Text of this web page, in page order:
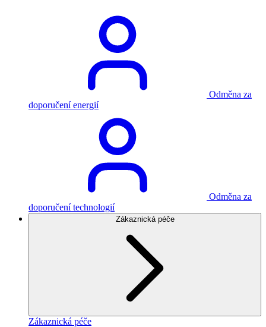
Odměna za
doporučení energií
Odměna za
doporučení technologií
Zákaznická péče
Zákaznická péče